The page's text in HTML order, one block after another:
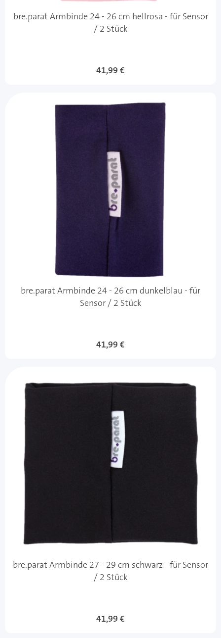
bre.parat Armbinde 24 - 26 cm hellrosa - für Sensor
/ 2 Stück
41,99 €
bre.parat Armbinde 24 - 26 cm dunkelblau - für
Sensor / 2 Stück
41,99 €
bre.parat Armbinde 27 - 29 cm schwarz - für Sensor
/ 2 Stück
41,99 €